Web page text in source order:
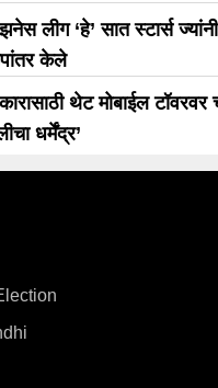
लीग ‘हे’ सात स्टार्स
केले
थेट मोबाईल
धर्मेंद्र’